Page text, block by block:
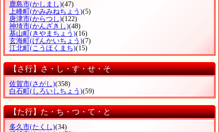
鹿島市(かしまし)(47)
上峰町 (かみみねちょう)(5)
唐津市(からつし)(122)
神埼市(かんざきし)(48)
基山町 (きやまちょう)(16)
玄海町 (げんかいちょう)(7)
江北町 (こうほくまち)(15)
【さ行】さ・し・す・せ・そ
佐賀市(さがし)(358)
白石町 (しろいしちょう)(59)
【た行】た・ち・つ・て・と
多久市(たくし)(34)